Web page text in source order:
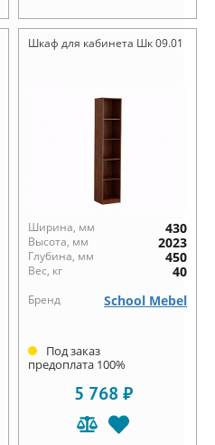
Шкаф для кабинета Шк 09.01
Ширина, мм 430
Высота, мм 2023
Глубина, мм 450
Вес, кг 40
Бренд School Mebel
Под заказ
предоплата 100%
5 768 ₽